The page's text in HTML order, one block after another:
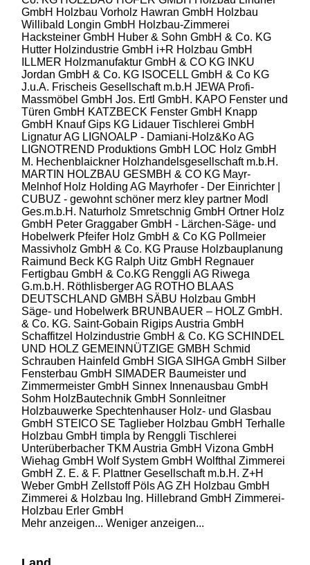
GmbH Holzbau Vorholz Hawran GmbH Holzbau
Willibald Longin GmbH Holzbau-Zimmerei
Hacksteiner GmbH Huber & Sohn GmbH & Co. KG
Hutter Holzindustrie GmbH i+R Holzbau GmbH
ILLMER Holzmanufaktur GmbH & CO KG INKU
Jordan GmbH & Co. KG ISOCELL GmbH & Co KG
J.u.A. Frischeis Gesellschaft m.b.H JEWA Profi-
Massmöbel GmbH Jos. Ertl GmbH. KAPO Fenster und
Türen GmbH KATZBECK Fenster GmbH Knapp
GmbH Knauf Gips KG Lidauer Tischlerei GmbH
Lignatur AG LIGNOALP - Damiani-Holz&Ko AG
LIGNOTREND Produktions GmbH LOC Holz GmbH
M. Hechenblaickner Holzhandelsgesellschaft m.b.H.
MARTIN HOLZBAU GESMBH & CO KG Mayr-
Melnhof Holz Holding AG Mayrhofer - Der Einrichter |
CUBUZ - gewohnt schöner merz kley partner Modl
Ges.m.b.H. Naturholz Smretschnig GmbH Ortner Holz
GmbH Peter Graggaber GmbH - Lärchen-Säge- und
Hobelwerk Pfeifer Holz GmbH & Co KG Pollmeier
Massivholz GmbH & Co. KG Prause Holzbauplanung
Raimund Beck KG Ralph Uitz GmbH Regnauer
Fertigbau GmbH & Co.KG Renggli AG Riwega
G.m.b.H. Röthlisberger AG ROTHO BLAAS
DEUTSCHLAND GMBH SÄBU Holzbau GmbH
Säge- und Hobelwerk BRUNBAUER – HOLZ GmbH.
& Co. KG. Saint-Gobain Rigips Austria GmbH
Schaffitzel Holzindustrie GmbH & Co. KG SCHINDEL
UND HOLZ GEMEINNÜTZIGE GMBH Schmid
Schrauben Hainfeld GmbH SIGA SIHGA GmbH Silber
Fensterbau GmbH SIMADER Baumeister und
Zimmermeister GmbH Sinnex Innenausbau GmbH
Sohm HolzBautechnik GmbH Sonnleitner
Holzbauwerke Spechtenhauser Holz- und Glasbau
GmbH STEICO SE Taglieber Holzbau GmbH Terhalle
Holzbau GmbH timpla by Renggli Tischlerei
Unterüberbacher TKM Austria GmbH Vizona GmbH
Wiehag GmbH Wolf System GmbH Wolfthal Zimmerei
GmbH Z. E. & F. Plattner Gesellschaft m.b.H. Z+H
Weber GmbH Zellstoff Pöls AG ZH Holzbau GmbH
Zimmerei & Holzbau Ing. Hillebrand GmbH Zimmerei-
Holzbau Erler GmbH
Mehr anzeigen... Weniger anzeigen...